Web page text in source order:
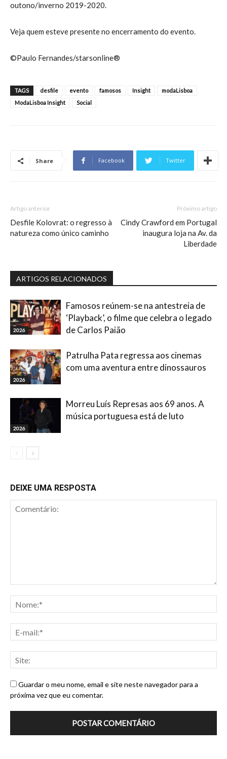
outono/inverno 2019-2020.
Veja quem esteve presente no encerramento do evento.
©Paulo Fernandes/starsonline®
TAGS desfile evento famosos Insight
modaLisboa
ModaLisboa Insight
Social
Share Facebook Twitter
Artigo anterior
Desfile Kolovrat: o regresso à
natureza como único caminho
Próximo artigo
Cindy Crawford em Portugal
inaugura loja na Av. da
Liberdade
ARTIGOS RELACIONADOS
2026
Famosos reúnem-se na antestreia de
‘Playback’, o filme que celebra o legado
de Carlos Paião
2026
Patrulha Pata regressa aos cinemas
com uma aventura entre dinossauros
2026
Morreu Luís Represas aos 69 anos. A
música portuguesa está de luto
DEIXE UMA RESPOSTA
Guardar o meu nome, email e site neste navegador para a
próxima vez que eu comentar.